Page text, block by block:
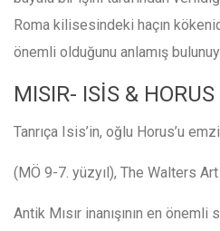
Roma kilisesindeki haçın
önemli olduğunu anlamış
MISIR- ISİS & HORUS
Tanrıça Isis’in, oğlu Horus’u
(MÖ 9-7. yüzyıl), The Walters
Antik Mısır inanışının en